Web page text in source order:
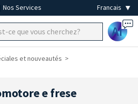
Nos Services
Ai
et nouveautés
e frese